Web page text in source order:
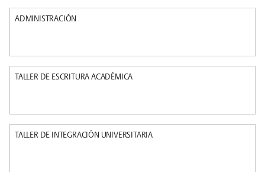
ADMINISTRACIÓN
TALLER DE ESCRITURA ACADÉMICA
TALLER DE INTEGRACIÓN UNIVERSITARIA